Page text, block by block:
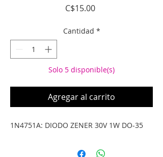
C$15.00Precio
Cantidad *
Solo 5 disponible(s)
Agregar al carrito
1N4751A: DIODO ZENER 30V 1W DO-35